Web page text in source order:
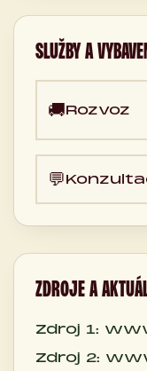
SLUŽBY A
🚚Rozvoz
💬
ZDROJE A
Zdroj 1:
Zdroj 2: